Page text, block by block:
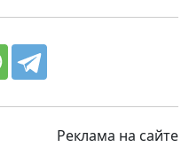
Реклама на сайте